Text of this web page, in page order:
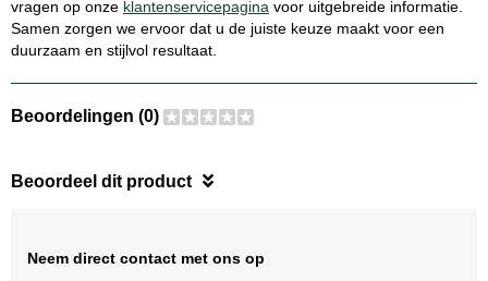
vragen op onze klantenservicepagina voor uitgebreide informatie.
Samen zorgen we ervoor dat u de juiste keuze maakt voor een
duurzaam en stijlvol resultaat.
Beoordelingen (0)
Beoordeel dit product
Neem direct contact met ons op